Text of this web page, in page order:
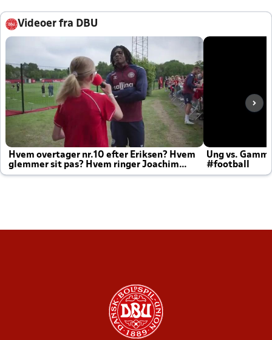
Videoer fra DBU
Hvem overtager nr.10 efter Eriksen? Hvem
glemmer sit pas? Hvem ringer Joachim
altid til efter kampe?
Ung vs.
#football